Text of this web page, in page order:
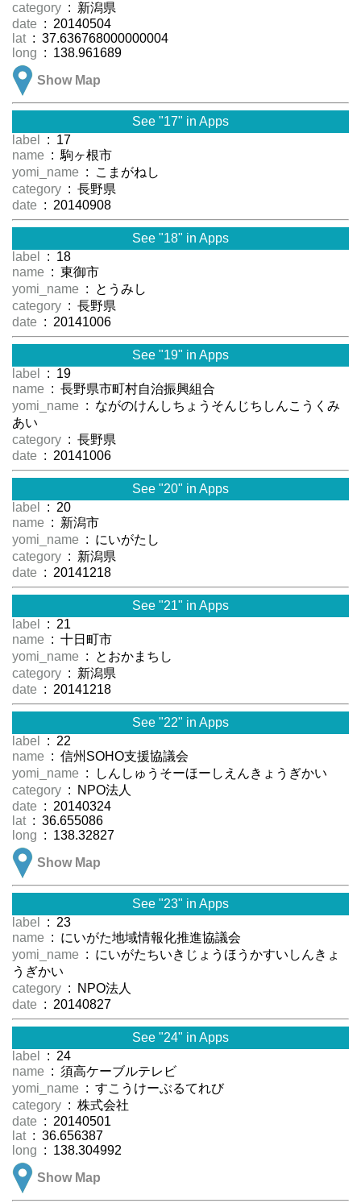
category : 新潟県
date : 20140504
lat : 37.636768000000004
long : 138.961689
Show Map
See "17" in Apps
label
: 17
name : 駒ヶ根市
yomi_name : こまがねし
category : 長野県
date : 20140908
See "18" in Apps
label
: 18
name : 東御市
yomi_name : とうみし
category : 長野県
date : 20141006
See "19" in Apps
label
: 19
name : 長野県市町村自治振興組合
yomi_name : ながのけんしちょうそんじちしんこうくみ
あい
category : 長野県
date : 20141006
See "20" in Apps
label
: 20
name : 新潟市
yomi_name : にいがたし
category : 新潟県
date : 20141218
See "21" in Apps
label
: 21
name : 十日町市
yomi_name : とおかまちし
category : 新潟県
date : 20141218
See "22" in Apps
label
: 22
name : 信州SOHO支援協議会
yomi_name : しんしゅうそーほーしえんきょうぎかい
category : NPO法人
date : 20140324
lat : 36.655086
long : 138.32827
Show Map
See "23" in Apps
label
: 23
name : にいがた地域情報化推進協議会
yomi_name : にいがたちいきじょうほうかすいしんきょ
うぎかい
category : NPO法人
date : 20140827
See "24" in Apps
label
: 24
name : 須高ケーブルテレビ
yomi_name : すこうけーぶるてれび
category : 株式会社
date : 20140501
lat : 36.656387
long : 138.304992
Show Map